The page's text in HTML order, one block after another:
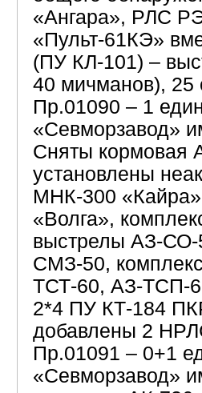
«Ангара», РЛС
«Пульт-61КЭ»
(ПУ КЛ-101) –
40 мичманов), 25
Пр.01090 – 1
«Севморзавод»
Сняты кормовая
установлены
МНК-300
«Волга»,
выстрелы АЗ-
СМЗ-50,
ТСТ-60, АЗ-ТСП-
2*4 ПУ КТ-184
добавлены 2
Пр.01091 – 0+1
«Севморзавод»